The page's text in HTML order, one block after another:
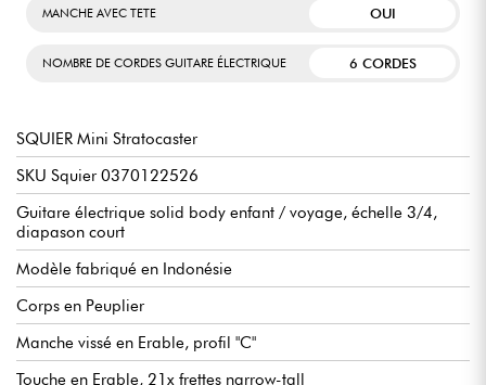
MANCHE AVEC TETE OUI
NOMBRE DE CORDES GUITARE ÉLECTRIQUE 6 CORDES
SQUIER Mini Stratocaster
SKU Squier 0370122526
Guitare électrique solid body enfant / voyage, échelle 3/4,
diapason court
Modèle fabriqué en Indonésie
Corps en Peuplier
Manche vissé en Erable, profil "C"
Touche en Erable, 21x frettes narrow-tall